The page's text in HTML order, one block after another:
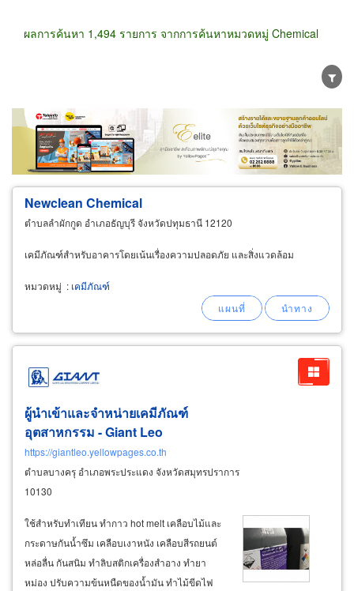
ผลการค้นหา 1,494 รายการ จากการค้นหาหมวดหมู่ Chemical
ขายส่ง ขายปลีก ผู้ผลิต
ตัวแทนจัดจำหน่าย
ผู้ส่งออก/นำเข้า
ธุรกิจบริการ
Newclean Chemical
ตำบลลำผักกูด อำเภอธัญบุรี จังหวัดปทุมธานี 12120
เคมีภัณฑ์สำหรับอาคารโดยเน้นเรื่องความปลอดภัย และสิ่งแวดล้อม
หมวดหมู่ : เคมีภัณฑ์
ผู้นำเข้าและจำหน่ายเคมีภัณฑ์
อุตสาหกรรม - Giant Leo
https://giantleo.yellowpages.co.th
ตำบลบางครุ อำเภอพระประแดง จังหวัดสมุทรปราการ
10130
ใช้สำหรับทำเทียน ทำกาว hot melt เคลือบไม้และ
กระดาษกันน้ำซึม เคลือบเงาหนัง เคลือบสีรถยนต์
หล่อลื่น กันสนิม ทำลิบสติกเครื่องสำอาง ทำยา
หม่อง ปรับความข้นหนืดของน้ำมัน ทำไม้ขีดไฟ